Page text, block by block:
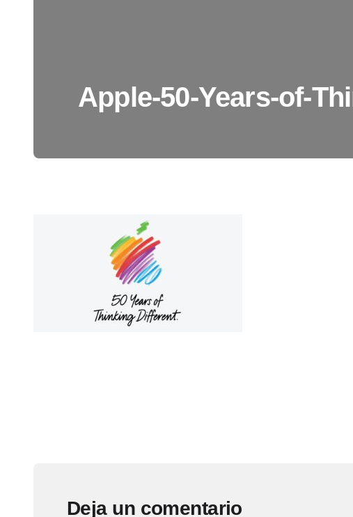
Apple-50-Years-of-
Deja un comentario